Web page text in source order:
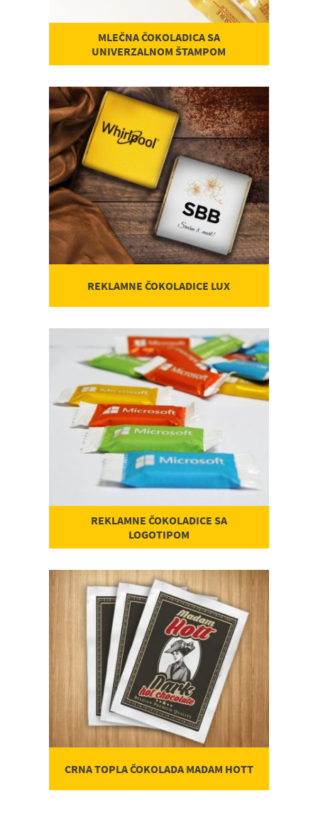
MLEČNA ČOKOLADICA SA
UNIVERZALNOM ŠTAMPOM
REKLAMNE ČOKOLADICE LUX
REKLAMNE ČOKOLADICE SA
LOGOTIPOM
CRNA TOPLA ČOKOLADA MADAM HOTT